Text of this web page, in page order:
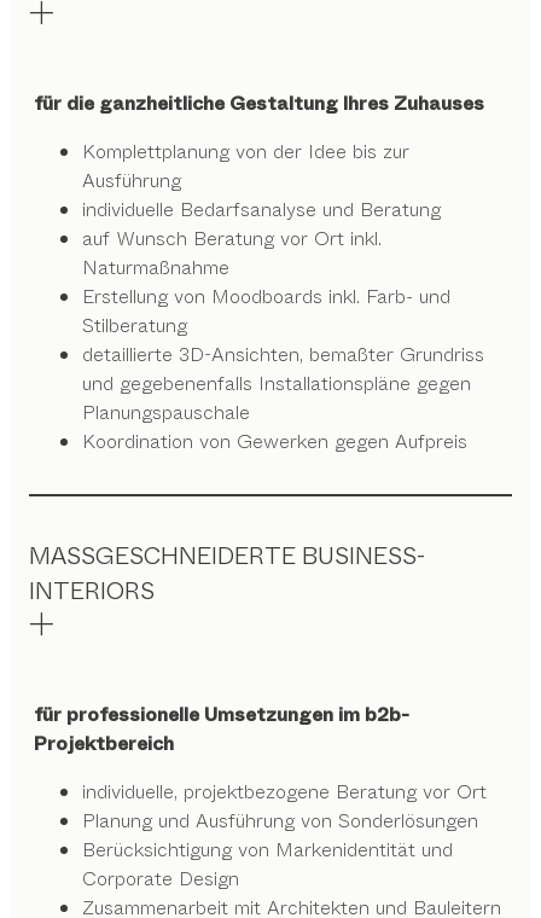
für die ganzheitliche Gestaltung Ihres Zuhauses
Komplettplanung von der Idee bis zur
Ausführung
individuelle Bedarfsanalyse und Beratung
auf Wunsch Beratung vor Ort inkl.
Naturmaßnahme
Erstellung von Moodboards inkl. Farb- und
Stilberatung
detaillierte 3D-Ansichten, bemaßter Grundriss
und gegebenenfalls Installationspläne gegen
Planungspauschale
Koordination von Gewerken gegen Aufpreis
MASSGESCHNEIDERTE BUSINESS-
INTERIORS
für professionelle Umsetzungen im b2b-
Projektbereich
individuelle, projektbezogene Beratung vor Ort
Planung und Ausführung von Sonderlösungen
Berücksichtigung von Markenidentität und
Corporate Design
Zusammenarbeit mit Architekten und Bauleitern